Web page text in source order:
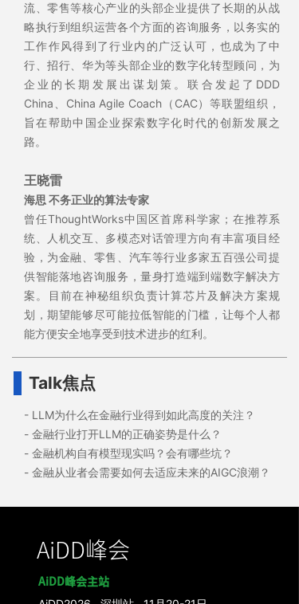
Talk焦点
流、零售等核心产业的头部企业提供了长期的从战
略执行到组织运营各个方面的咨询服务，以务实的
工作作风得到了行业内的广泛认可，也成为了中
行、招行、华为等头部企业的数字化转型顾问，为
企业的长期发展出谋划策。联合发起了DDD
China、China Agile Coach（CAC）等联盟组织，
旨在帮助中国企业探索数字化时代的创新发展之
路。
王晓雷
海思 不务正业的算法专家
曾任ThoughtWorks中国区首席科学家；在推荐系
统、人机交互、多模态对话管理方向有丰富项目经
验，为金融、零售、汽车等行业多家五百强公司提
供智能落地咨询服务，量身打造端到端数字解决方
案。目前在神秘组织负责计算芯片及解决方案规
划，期望能够尽可能拉低智能的门槛，让每个人都
能方便安全地享受到技术进步的红利。
- LLM为什么在金融行业得到如此高度的关注？
- 金融行业打开LLM的正确姿势是什么？
- 金融机构自有模型现实吗？会有哪些坑？
- 金融从业者会需要如何去适应未来的AIGC浪潮？
AiDD峰会
AiDD峰会主站